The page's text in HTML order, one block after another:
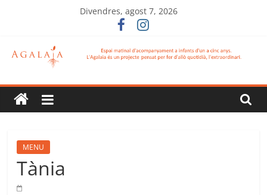
Divendres, agost 7, 2026
L
´Agalaia
Projecte
pensat
per
fer
MENU
Tània